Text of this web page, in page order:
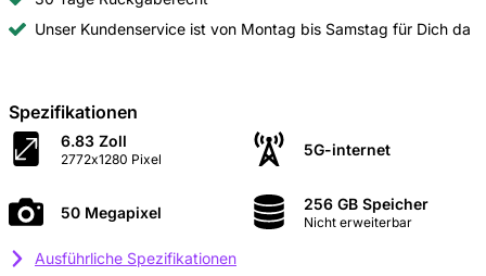
Unser Kundenservice ist von Montag bis Samstag für Dich da
Spezifikationen
6.83 Zoll
2772x1280 Pixel
5G-internet
50 Megapixel 256 GB Speicher
Nicht erweiterbar
Ausführliche Spezifikationen